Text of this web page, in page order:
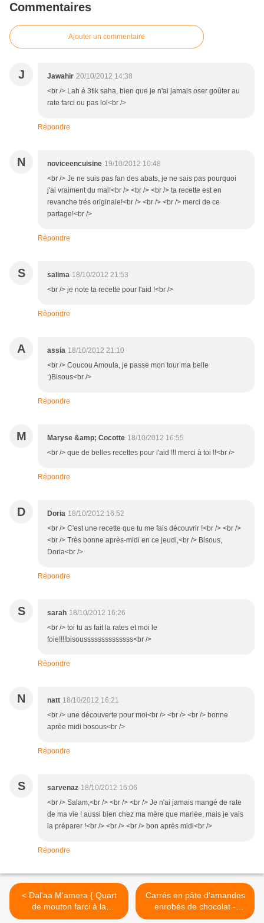
Commentaires
Ajouter un commentaire
J Jawahir 20/10/2012 14:38
<br /> Lah é 3tik saha, bien que je n'ai jamais oser goûter au
rate farci ou pas lol<br />
Répondre
N noviceencuisine 19/10/2012 10:48
<br /> Je ne suis pas fan des abats, je ne sais pas pourquoi
j'ai vraiment du mal!<br /> <br /> <br /> ta recette est en
revanche trés originale!<br /> <br /> <br /> merci de ce
partage!<br />
Répondre
S salima 18/10/2012 21:53
<br /> je note ta recette pour l'aid !<br />
Répondre
A assia 18/10/2012 21:10
<br /> Coucou Amoula, je passe mon tour ma belle
:)Bisous<br />
Répondre
M Maryse &amp; Cocotte 18/10/2012 16:55
<br /> que de belles recettes pour l'aid !!! merci à toi !!<br />
Répondre
D Doria 18/10/2012 16:52
<br /> C'est une recette que tu me fais découvrir !<br /> <br />
<br /> Très bonne après-midi en ce jeudi,<br /> Bisous,
Doria<br />
Répondre
S sarah 18/10/2012 16:26
<br /> toi tu as fait la rates et moi le
foie!!!!bisoussssssssssssss<br />
Répondre
N natt 18/10/2012 16:21
<br /> une découverte pour moi<br /> <br /> <br /> bonne
aprèe midi bosous<br />
Répondre
S sarvenaz 18/10/2012 16:06
<br /> Salam,<br /> <br /> <br /> Je n'ai jamais mangé de rate
de ma vie ! aussi bien chez ma mère que mariée, mais je vais
la préparer !<br /> <br /> <br /> bon après midi<br />
Répondre
< Dal'aa M'amera { Quart
de mouton farci à la
vermicelle et champignons
Carrés en pâte d'amandes
enrobés de chocolat -
Recette Aïd El Kebir >